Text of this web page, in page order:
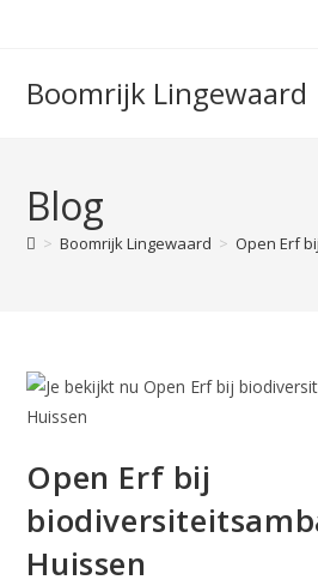
Boomrijk Lingewaard
Blog
> Boomrijk Lingewaard > Open Erf
Open Erf bij
Huissen